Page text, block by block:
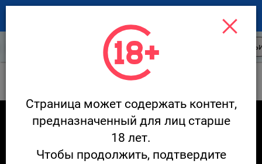
Новости ресторанов
МАНУЛ / MANUL
Страница может содержать контент,
предназначенный для лиц старше
18 лет.
Чтобы продолжить, подтвердите